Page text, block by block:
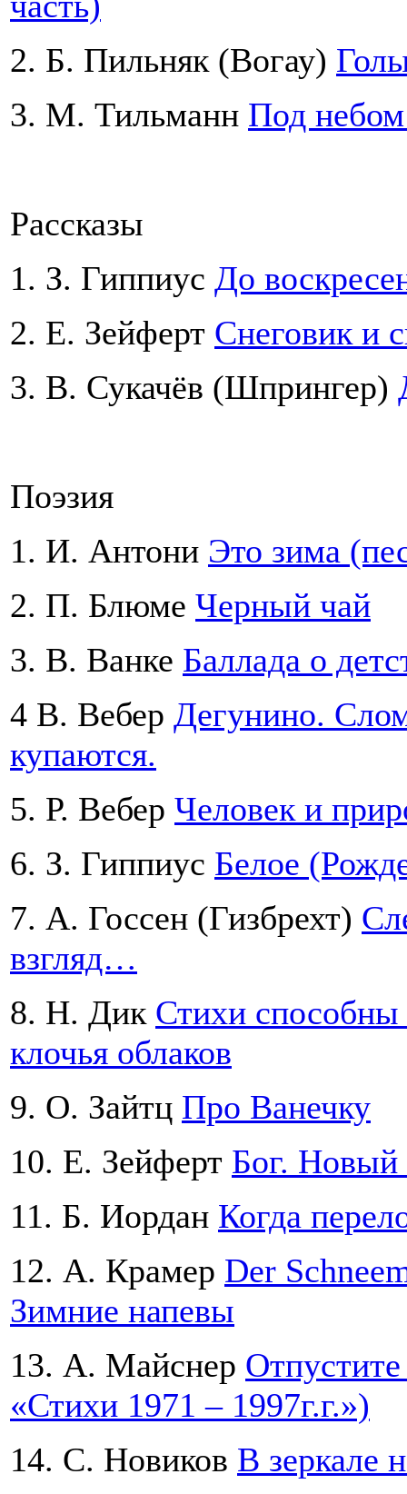
2. Б. Пильняк (Вогау)
3. М. Тильманн Под
Рассказы
1. З. Гиппиус До
2. Е. Зейферт Снеговик и
3. В. Сукачёв (Шпрингер)
Поэзия
1. И. Антони Это зима
2. П. Блюме Черный чай
3. В. Ванке Баллада о
4 В. Вебер Дегунино.
купаются.
5. Р. Вебер Человек и
6. З. Гиппиус Белое
7. А. Госсен (Гизбрехт)
взгляд…
8. Н. Дик Стихи способны
клочья облаков
9. О. Зaйтц Про Ванечку
10. Е. Зейферт Бог. Новый
11. Б. Иордан Когда
12. А. Крамер Der
Зимние напевы
13. А. Майснер
«Стихи 1971 – 1997г.г.»)
14. С. Новиков В зеркале